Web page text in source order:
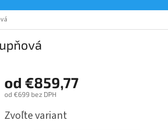
od €859,77
od €699 bez DPH
cena:
Zvoľte variant